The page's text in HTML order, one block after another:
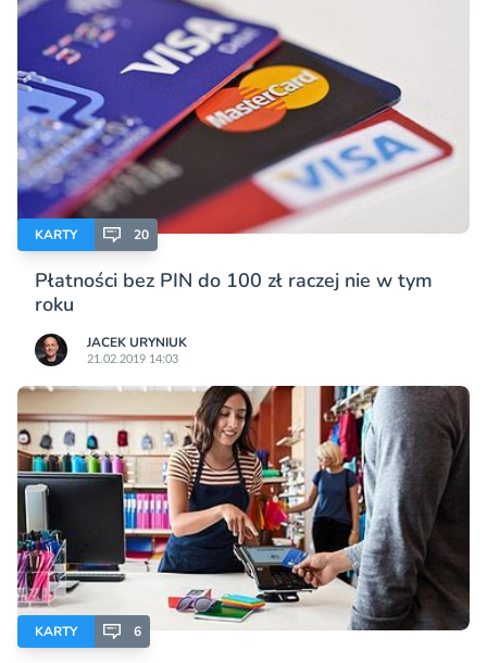
KARTY 20
Płatności bez PIN do 100 zł raczej nie w tym
roku
JACEK URYNIUK
21.02.2019 14:03
KARTY 6